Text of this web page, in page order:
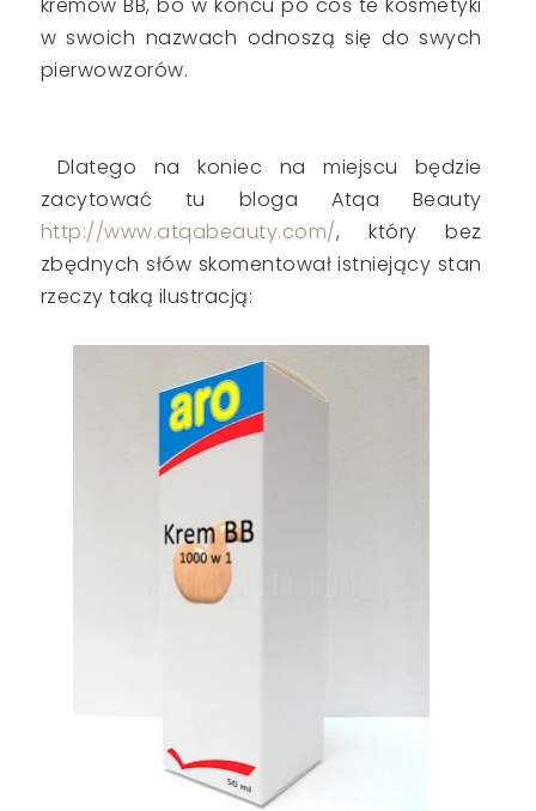
kremów BB, bo w końcu po coś te kosmetyki
w swoich nazwach odnoszą się do swych
pierwowzorów.
Dlatego na koniec na miejscu będzie
zacytować tu bloga Atqa Beauty
http://www.atqabeauty.com/, który bez
zbędnych słów skomentował istniejący stan
rzeczy taką ilustracją: